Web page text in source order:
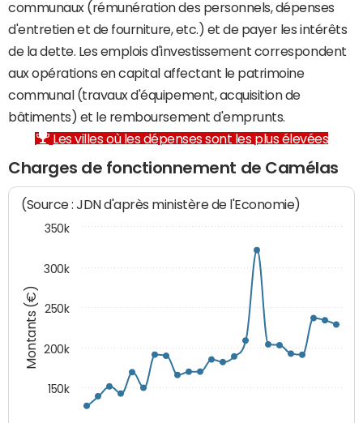
communaux (rémunération des personnels, dépenses
d'entretien et de fourniture, etc.) et de payer les intérêts
de la dette. Les emplois d'investissement correspondent
aux opérations en capital affectant le patrimoine
communal (travaux d'équipement, acquisition de
bâtiments) et le remboursement d'emprunts.
Les villes où les dépenses sont les plus élevées
Charges de fonctionnement de Camélas
Montants (€)
(Source : JDN d'après ministère de l'Economie)
150k
200k
250k
300k
350k